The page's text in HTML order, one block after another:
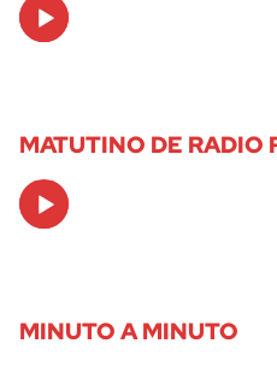
Player
MATUTINO DE RADIO
Audio
Player
MINUTO A MINUTO